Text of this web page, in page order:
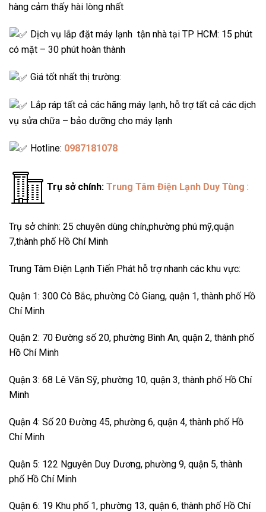
hàng cảm thấy hài lòng nhất
Dịch vụ lắp đặt máy lạnh tận nhà tại TP HCM: 15 phút
có mặt – 30 phút hoàn thành
Giá tốt nhất thị trường:
Lắp ráp tất cả các hãng máy lạnh, hỗ trợ tất cả các dịch
vụ sửa chữa – bảo dưỡng cho máy lạnh
Hotline: 0987181078
Trụ sở chính: Trung Tâm Điện Lạnh Duy Tùng :
Trụ sở chính: 25 chuyên dùng chín,phường phú mỹ,quận
7,thành phố Hồ Chí Minh
Trung Tâm Điện Lạnh Tiến Phát hỗ trợ nhanh các khu vực:
Quận 1: 300 Cô Bắc, phường Cô Giang, quận 1, thành phố Hồ
Chí Minh
Quận 2: 70 Đường số 20, phường Bình An, quận 2, thành phố
Hồ Chí Minh
Quận 3: 68 Lê Văn Sỹ, phường 10, quận 3, thành phố Hồ Chí
Minh
Quận 4: Số 20 Đường 45, phường 6, quận 4, thành phố Hồ
Chí Minh
Quận 5: 122 Nguyên Duy Dương, phường 9, quận 5, thành
phố Hồ Chí Minh
Quận 6: 19 Khu phố 1, phường 13, quận 6, thành phố Hồ Chí